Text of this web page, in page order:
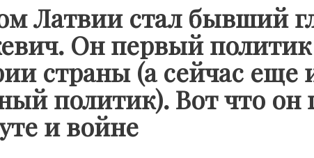
Латвии стал бывший
Он первый
страны (а сейчас еще
политик). Вот что он
и войне